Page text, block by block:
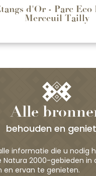
d'Or - Parc Eco
Merceuil Tailly
Alle
behouden en
informatie die u nodig
2000-gebieden in
en ervan te genieten.